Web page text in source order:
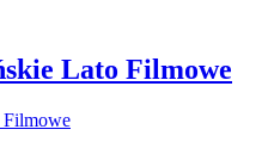
Lato Filmowe